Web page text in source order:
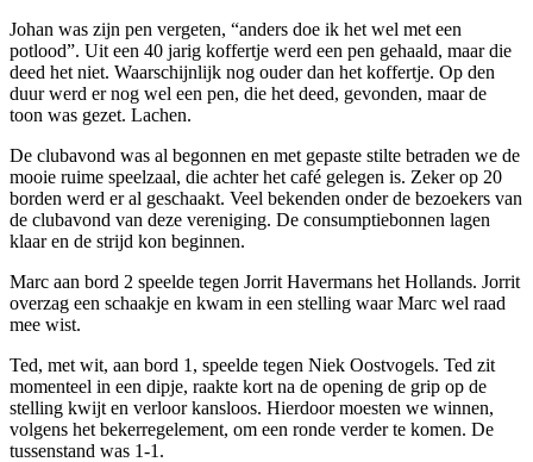
Johan was zijn pen vergeten, “anders doe ik het wel met een
potlood”. Uit een 40 jarig koffertje werd een pen gehaald, maar die
deed het niet. Waarschijnlijk nog ouder dan het koffertje. Op den
duur werd er nog wel een pen, die het deed, gevonden, maar de
toon was gezet. Lachen.
De clubavond was al begonnen en met gepaste stilte betraden we de
mooie ruime speelzaal, die achter het café gelegen is. Zeker op 20
borden werd er al geschaakt. Veel bekenden onder de bezoekers van
de clubavond van deze vereniging. De consumptiebonnen lagen
klaar en de strijd kon beginnen.
Marc aan bord 2 speelde tegen Jorrit Havermans het Hollands. Jorrit
overzag een schaakje en kwam in een stelling waar Marc wel raad
mee wist.
Ted, met wit, aan bord 1, speelde tegen Niek Oostvogels. Ted zit
momenteel in een dipje, raakte kort na de opening de grip op de
stelling kwijt en verloor kansloos. Hierdoor moesten we winnen,
volgens het bekerregelement, om een ronde verder te komen. De
tussenstand was 1-1.